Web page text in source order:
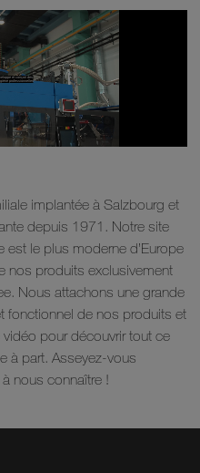
implantée à Salzbourg et
depuis 1971. Notre site
le plus moderne d’Europe
nos produits exclusivement
Nous attachons une grande
fonctionnel de nos produits et
pour découvrir tout ce
à part. Asseyez-vous
nous connaître !